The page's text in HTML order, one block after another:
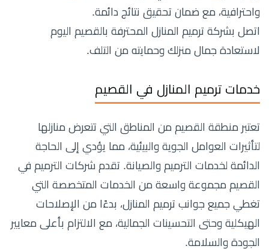
واحترافية، مع ضمان تحقيق نتائج دائمة.
اتصل بشركة ترميم المنازل المحترفة بالقصيم اليوم
لاستعادة جمال منزلك وحمايته من التلف.
خدمات ترميم المنازل في القصيم
تعتبر منطقة القصيم من المناطق التي تتعرض منازلها
لتأثيرات العوامل الجوية والبيئية، مما يؤدي إلى الحاجة
الدائمة لخدمات الترميم والصيانة. تقدم شركات الترميم في
القصيم مجموعة واسعة من الخدمات المتخصصة التي
تغطي جميع جوانب ترميم المنازل، بدءًا من الإصلاحات
الهيكلية وحتى التحسينات الجمالية، مع الالتزام بأعلى معايير
الجودة والسلامة.